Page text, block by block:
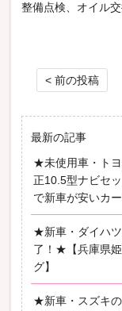
整備点検、オイル
投稿ナビゲーション
< 前の投稿
最新の記事
★未使用車・ト
正10.5型ナビセ
で新車が安いカ
★新車・ダイハ
了！★【兵庫県
グ】
★新車・スズキ